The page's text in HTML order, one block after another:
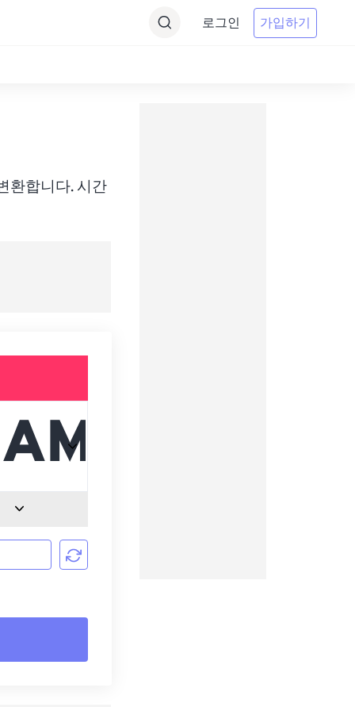
로그인 가입하기
환합니다. 시간